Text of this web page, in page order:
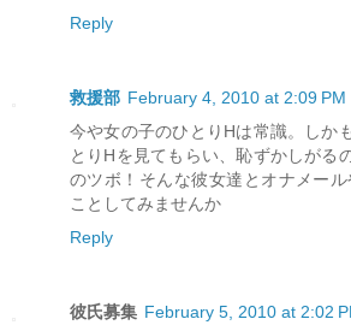
Reply
救援部 February 4, 2010 at 2:09 PM
今や女の子のひとりHは常識。しか
とりHを見てもらい、恥ずかしがる
のツボ！そんな彼女達とオナメー
ことしてみませんか
Reply
彼氏募集 February 5, 2010 at 2:02